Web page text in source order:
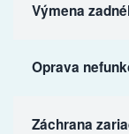
Výmena
Oprava
Záchrana